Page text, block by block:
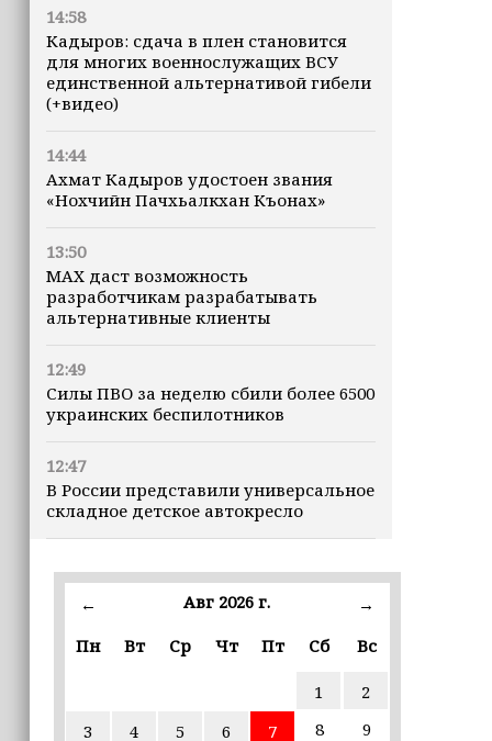
14:58
Кадыров: сдача в плен становится
для многих военнослужащих ВСУ
единственной альтернативой гибели
(+видео)
14:44
Ахмат Кадыров удостоен звания
«Нохчийн Пачхьалкхан Къонах»
13:50
MAX даст возможность
разработчикам разрабатывать
альтернативные клиенты
12:49
Силы ПВО за неделю сбили более 6500
украинских беспилотников
12:47
В России представили универсальное
складное детское автокресло
Невролог рассказала, как за минуту
определить инсульт
11:56
В селе Геремчук проводят капремонт
← Авг 2026 г.
→
Пн
Вт Ср Чт Пт Сб Вс
1
2
3
4 5 6 7 8
9